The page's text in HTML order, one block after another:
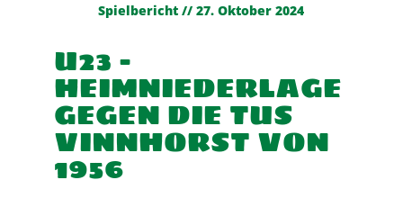
Spielbericht // 27. Oktober 2024
U23 –
HEIMNIEDERLAGE
GEGEN DIE TUS
VINNHORST VON
1956